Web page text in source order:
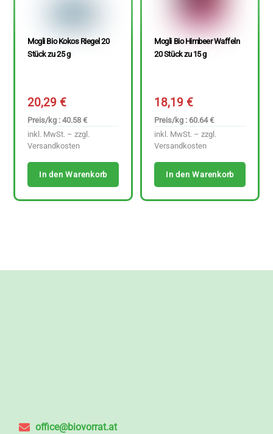
Mogli Bio Kokos Riegel 20
Stück zu 25 g
20,29€
Preis/kg : 40.58 €
inkl. MwSt. – zzgl.
Versandkosten
In den Warenkorb
Mogli Bio Himbeer Waffeln
20 Stück zu 15 g
18,19€
Preis/kg : 60.64 €
inkl. MwSt. – zzgl.
Versandkosten
In den Warenkorb
office@biovorrat.at